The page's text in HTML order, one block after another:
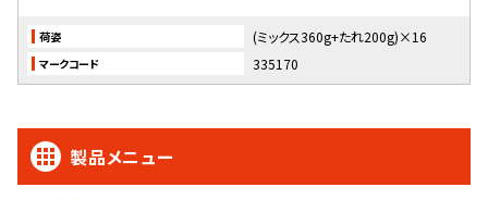
荷姿 (ミックス360g+たれ200g)×16
マークコード 335170
製品メニュー